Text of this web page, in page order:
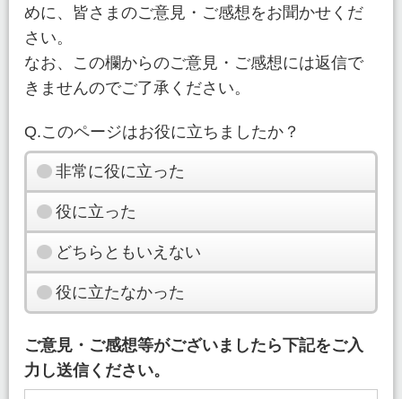
めに、皆さまのご意見・ご感想をお聞かせくだ
さい。
なお、この欄からのご意見・ご感想には返信で
きませんのでご了承ください。
Q.このページはお役に立ちましたか？
非常に役に立った
役に立った
どちらともいえない
役に立たなかった
ご意見・ご感想等がございましたら下記をご入
力し送信ください。